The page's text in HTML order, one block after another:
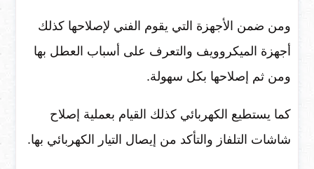
ومن ضمن الأجهزة التي يقوم الفني لإصلاحها كذلك
أجهزة الميكروويف والتعرف على أسباب العطل بها
ومن ثم إصلاحها بكل سهولة.
كما يستطيع الكهربائي كذلك القيام بعملية إصلاح
شاشات التلفاز والتأكد من إيصال التيار الكهربائي بها.